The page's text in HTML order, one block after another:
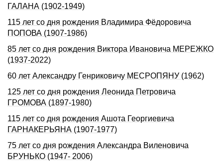
ГАЛАНА (1902-1949)
115 лет со дня рождения Владимира Фёдоровича
ПОПОВА (1907-1986)
85 лет со дня рождения Виктора Ивановича МЕРЕЖКО
(1937-2022)
60 лет Александру Генриковичу МЕСРОПЯНУ (1962)
125 лет со дня рождения Леонида Петровича
ГРОМОВА (1897-1980)
115 лет со дня рождения Ашота Георгиевича
ГАРНАКЕРЬЯНА (1907-1977)
75 лет со дня рождения Александра Виленовича
БРУНЬКО (1947- 2006)